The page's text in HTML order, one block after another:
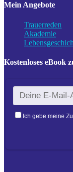
Mein Angebote
Trauerreden
Akademie
Kostenloses eBook